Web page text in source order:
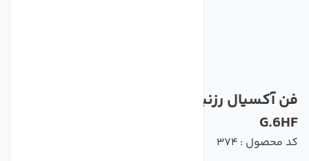
G.6HF
کد محصول : 374